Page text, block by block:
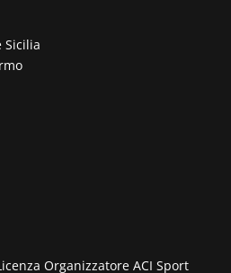
Sicilia
Organizzatore ACI Sport